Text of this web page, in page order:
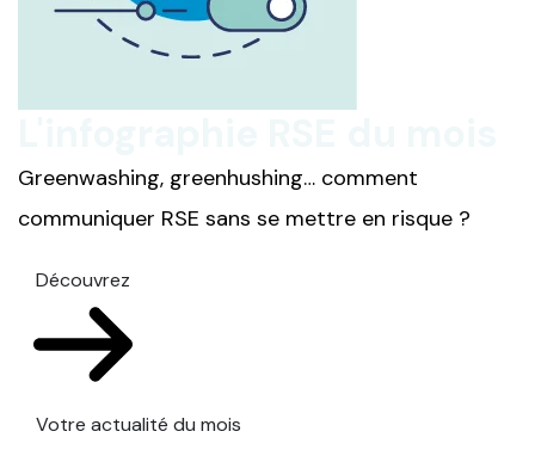
Greenwashing, greenhushing… comment
communiquer RSE sans se mettre en risque ?
Découvrez
Votre actualité du mois